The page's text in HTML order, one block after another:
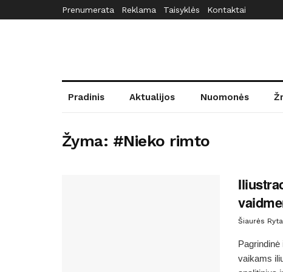
Prenumerata Reklama Taisyklės Kontaktai
Pradinis Aktualijos Nuomonės
Žyma: #Nieko rimto
Šiaurės
vaikams